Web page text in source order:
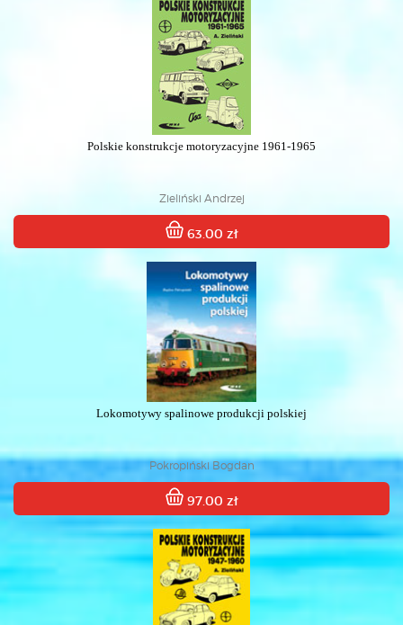
Polskie konstrukcje motoryzacyjne 1961-1965
Zieliński Andrzej
63.00 zł
Lokomotywy spalinowe produkcji polskiej
Pokropiński Bogdan
97.00 zł